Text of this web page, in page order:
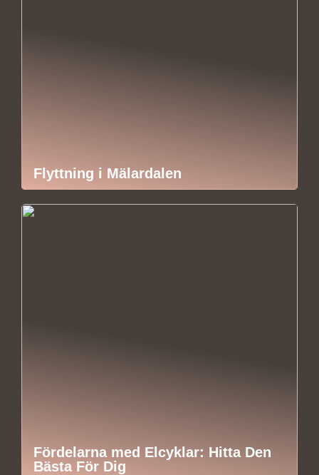
Flyttning i Mälardalen
Fördelarna med Elcyklar: Hitta Den
Bästa För Dig